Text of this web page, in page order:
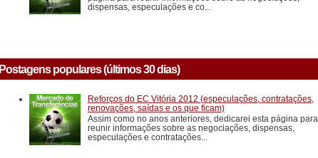
dispensas, especulações e co...
Postagens populares (últimos 30 dias)
Reforços do EC Vitória 2012 (especulações, contratações,
renovações, saídas e os que ficam)
Assim como no anos anteriores, dedicarei esta página para
reunir informações sobre as negociações, dispensas,
especulações e contratações...